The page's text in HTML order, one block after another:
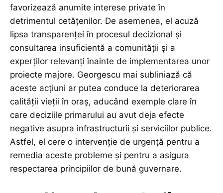
favorizează anumite interese private în
detrimentul cetățenilor. De asemenea, el acuză
lipsa transparenței în procesul decizional și
consultarea insuficientă a comunității și a
experților relevanți înainte de implementarea unor
proiecte majore. Georgescu mai subliniază că
aceste acțiuni ar putea conduce la deteriorarea
calității vieții în oraș, aducând exemple clare în
care deciziile primarului au avut deja efecte
negative asupra infrastructurii și serviciilor publice.
Astfel, el cere o intervenție de urgență pentru a
remedia aceste probleme și pentru a asigura
respectarea principiilor de bună guvernare.